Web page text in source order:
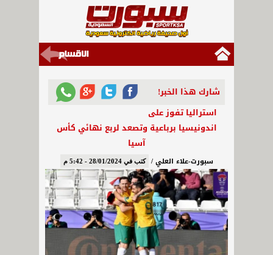
شارك هذا الخبر!
استراليا تفوز على
اندونيسيا برباعية وتصعد لربع نهائي كأس
آسيا
سبورت-علاء العلي / كتب في 28/01/2024 - 5:42 م